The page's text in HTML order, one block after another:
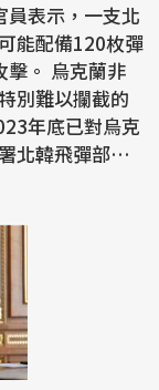
員表示，一支北
能配備120枚彈
蘭非
別難以攔截的
北韓飛彈部